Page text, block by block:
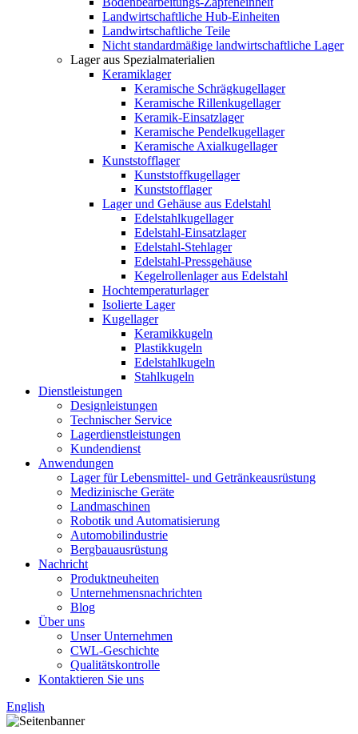
Landwirtschaftliche Hub-Einheiten
Landwirtschaftliche Teile
Nicht standardmäßige landwirtschaftliche Lager
Lager aus Spezialmaterialien
Keramiklager
Keramische Schrägkugellager
Keramische Rillenkugellager
Keramik-Einsatzlager
Keramische Pendelkugellager
Keramische Axialkugellager
Kunststofflager
Kunststoffkugellager
Kunststofflager
Lager und Gehäuse aus Edelstahl
Edelstahlkugellager
Edelstahl-Einsatzlager
Edelstahl-Stehlager
Edelstahl-Pressgehäuse
Kegelrollenlager aus Edelstahl
Hochtemperaturlager
Isolierte Lager
Kugellager
Keramikkugeln
Plastikkugeln
Edelstahlkugeln
Stahlkugeln
Dienstleistungen
Designleistungen
Technischer Service
Lagerdienstleistungen
Kundendienst
Anwendungen
Lager für Lebensmittel- und Getränkeausrüstung
Medizinische Geräte
Landmaschinen
Robotik und Automatisierung
Automobilindustrie
Bergbauausrüstung
Nachricht
Produktneuheiten
Unternehmensnachrichten
Blog
Über uns
Unser Unternehmen
CWL-Geschichte
Qualitätskontrolle
Kontaktieren Sie uns
English